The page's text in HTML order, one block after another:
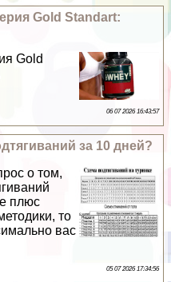
Gold Standart:
Gold
06 07 2026 16:43:57
за 10 дней?
о том,
плюс
то
вас
05 07 2026 17:34:56